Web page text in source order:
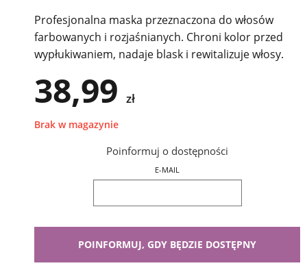
Profesjonalna maska przeznaczona do włosów
farbowanych i rozjaśnianych. Chroni kolor przed
wypłukiwaniem, nadaje blask i rewitalizuje włosy.
38,99 zł
Brak w magazynie
Poinformuj o dostępności
E-MAIL